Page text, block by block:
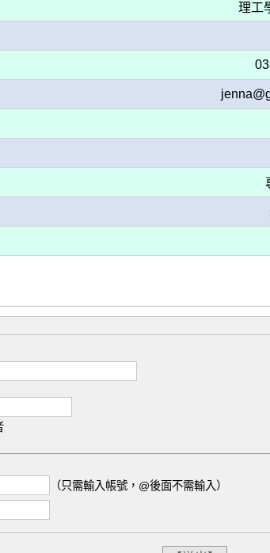
理工
（只需輸入帳號，@後面不需輸入）